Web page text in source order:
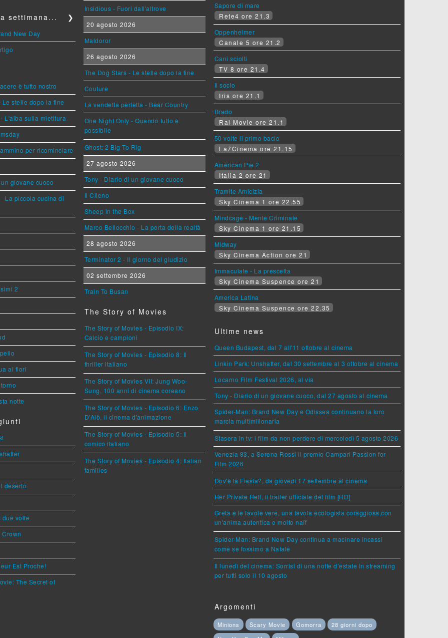
settimana... ❯
New Day
è tutto nostro
Le stelle dopo la fine
L'alba sulla mietitura
per ricominciare
giovane cuoco
La piccola cucina di
2
ai fiori
notte
deserto
due volte
Crown
Est Proche!
The Secret of
Insidious - Fuori dall'altrove
20 agosto 2026
Maldoror
26 agosto 2026
The Dog Stars - Le stelle dopo la fine
Couture
La vendetta perfetta - Bear Country
One Night Only - Quando tutto è
possibile
Ghost: 2 Big To Rig
27 agosto 2026
Tony - Diario di un giovane cuoco
Il Cileno
Sheep in the Box
Marco Bellocchio - La porta della realtà
28 agosto 2026
Terminator 2 - Il giorno del giudizio
02 settembre 2026
Train To Busan
The Story of Movies
The Story of Movies - Episodio IX:
Calcio e campioni
The Story of Movies - Episodio 8: Il
thriller italiano
The Story of Movies VII: Jung Woo-
Sung, 100 anni di cinema coreano
The Story of Movies - Episodio 6: Enzo
D'Alò, il cinema d'animazione
The Story of Movies - Episodio 5: Il
comico italiano
The Story of Movies - Episodio 4: Italian
families
Sapore di mare
Rete4 ore 21.3
Oppenheimer
Canale 5 ore 21.2
Cani sciolti
TV 8 ore 21.4
Il socio
Iris ore 21.1
Brado
Rai Movie ore 21.1
50 volte il primo bacio
La7Cinema ore 21.15
American Pie 2
Italia 2 ore 21
Tramite Amicizia
Sky Cinema 1 ore 22.55
Mindcage - Mente Criminale
Sky Cinema 1 ore 21.15
Midway
Sky Cinema Action ore 21
Immaculate - La prescelta
Sky Cinema Suspence ore 21
America Latina
Sky Cinema Suspence ore 22.35
Ultime news
Queen Budapest, dal 7 all'11 ottobre al cinema
Linkin Park: Unshatter, dal 30 settembre al 3 ottobre al cinema
Locarno Film Festival 2026, al via
Tony - Diario di un giovane cuoco, dal 27 agosto al cinema
Spider-Man: Brand New Day e Odissea continuano la loro
marcia multimilionaria
Stasera in tv: i film da non perdere di mercoledì 5 agosto 2026
Venezia 83, a Serena Rossi il premio Campari Passion for
Film 2026
Dov'è la Fiesta?, da giovedì 17 settembre al cinema
Her Private Hell, il trailer ufficiale del film [HD]
Greta e le favole vere, una favola ecologista coraggiosa,con
un'anima autentica e molto naïf
Spider-Man: Brand New Day continua a macinare incassi
come se fossimo a Natale
Il lunedì del cinema: Sorrisi di una notte d’estate in streaming
per tutti solo il 10 agosto
Argomenti
Minions Scary Movie Gomorra
28 giorni dopo